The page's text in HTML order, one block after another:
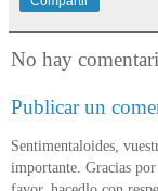
No hay
Publicar un
Sentimentaloides,
importante. Gracias